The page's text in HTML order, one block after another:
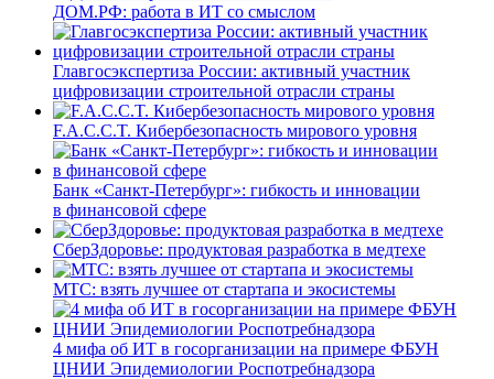
ДОМ.РФ: работа в ИТ со смыслом
Главгосэкспертиза России: активный участник
цифровизации строительной отрасли страны
F.A.C.C.T. Кибербезопасность мирового уровня
Банк «Санкт-Петербург»: гибкость и инновации
в финансовой сфере
СберЗдоровье: продуктовая разработка в медтехе
МТС: взять лучшее от стартапа и экосистемы
4 мифа об ИТ в госорганизации на примере ФБУН
ЦНИИ Эпидемиологии Роспотребнадзора